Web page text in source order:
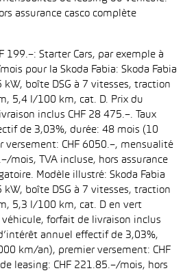
assurance casco complète
199.–: Starter Cars, par exemple à
pour la Skoda Fabia: Skoda Fabia
boîte DSG à 7 vitesses, traction
5,4 l/100 km, cat. D. Prix du
inclus CHF 28 475.–. Taux
de 3,03%, durée: 48 mois (10
versement: CHF 6050.–, mensualité
mois, TVA incluse, hors assurance
Modèle illustré: Skoda Fabia
boîte DSG à 7 vitesses, traction
5,3 l/100 km, cat. D en vert
véhicule, forfait de livraison inclus
annuel effectif de 3,03%,
km/an), premier versement: CHF
leasing: CHF 221.85.–/mois, hors